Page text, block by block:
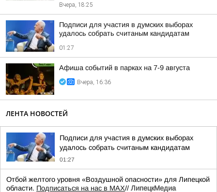
Вчера, 18:25
Подписи для участия в думских выборах
удалось собрать считаным кандидатам
01:27
Афиша событий в парках на 7-9 августа
Вчера, 16:36
ЛЕНТА НОВОСТЕЙ
Подписи для участия в думских выборах
удалось собрать считаным кандидатам
01:27
Отбой желтого уровня «Воздушной опасности» для Липецкой
области. Подписаться на нас в МАХ// ЛипецкМедиа